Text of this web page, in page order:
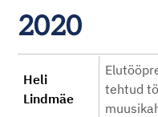
2020
Heli
Lindmäe
tehtud